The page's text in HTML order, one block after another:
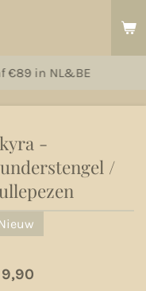
€89 in NL&BE
-
/